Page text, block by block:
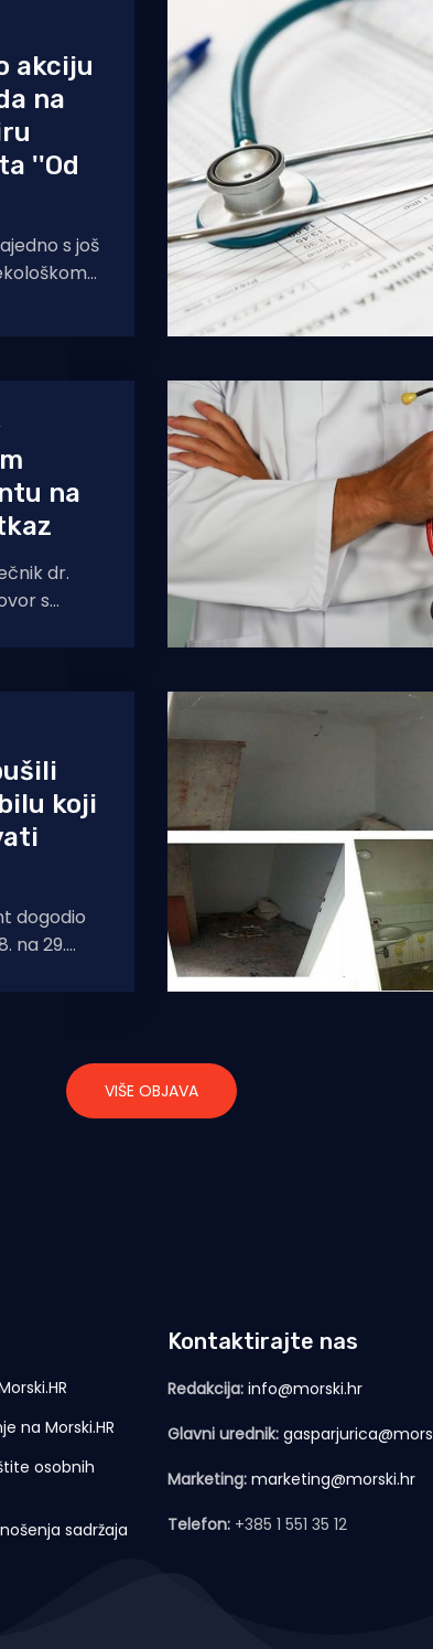
akciju
na
''Od
s još
na
dr.
s
iz
koji
dogodio
na 29.
VIŠE OBJAVA
na Morski.HR
osobnih
sadržaja
Kontaktirajte nas
Redakcija: info@morski.hr
Glavni urednik:
Marketing: marketing@morski.hr
Telefon: +385 1 551 35 12